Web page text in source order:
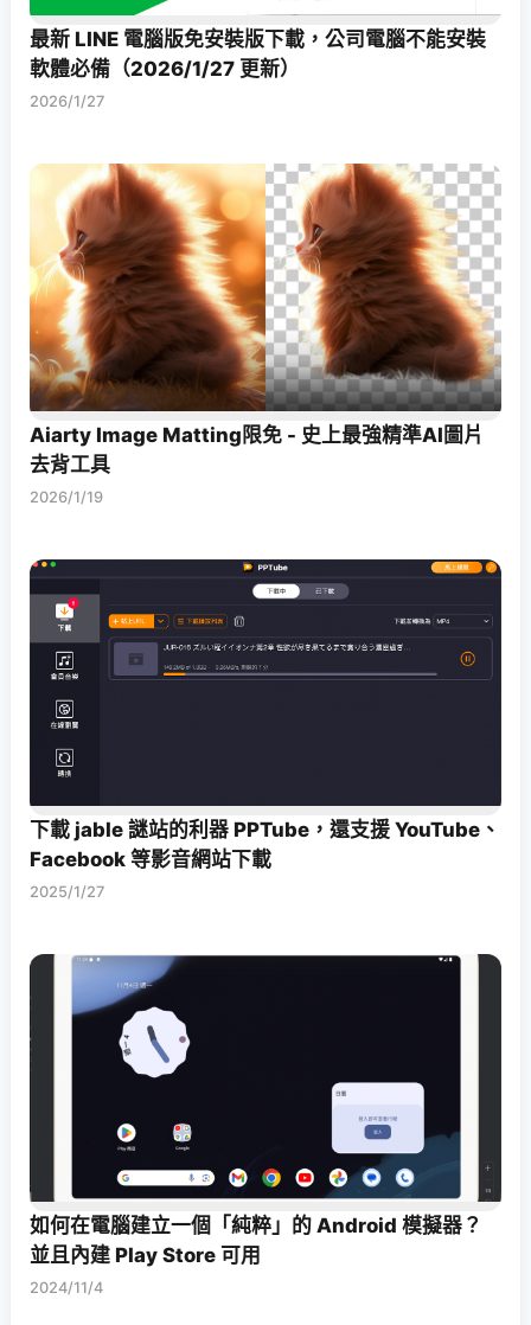
最新 LINE 電腦版免安裝版下載，公司電腦不能安裝
軟體必備（2026/1/27 更新）
2026/1/27
Aiarty Image Matting限免 - 史上最強精準AI圖片
去背工具
2026/1/19
下載 jable 謎站的利器 PPTube，還支援 YouTube、
Facebook 等影音網站下載
2025/1/27
如何在電腦建立一個「純粹」的 Android 模擬器？
並且內建 Play Store 可用
2024/11/4